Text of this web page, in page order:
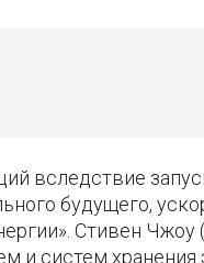
вследствие
будущего,
Стивен Чжоу
и систем хранения